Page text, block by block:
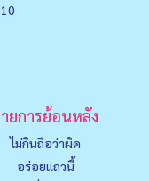
ยการย้อนหลัง
ไม่กินถือว่าผิด
อร่อยแถวนี้